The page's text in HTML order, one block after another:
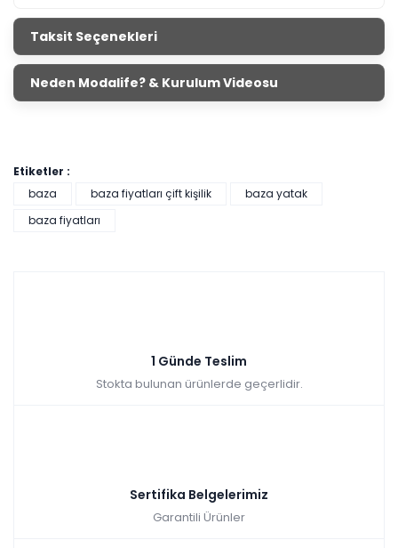
Taksit Seçenekleri
Neden Modalife? & Kurulum Videosu
Etiketler :
baza
baza fiyatları çift kişilik
baza yatak
baza fiyatları
1 Günde Teslim
Stokta bulunan ürünlerde geçerlidir.
Sertifika Belgelerimiz
Garantili Ürünler